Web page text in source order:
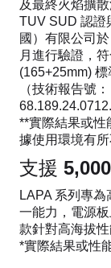
及最終火焰擴
TUV SUD 認證
國）有限公司
月進行驗證，
(165+25mm) 標
（技術報告號：
**實際結果或性
據使用環境有所
支援
LAPA 系列專
一能力，電源
款針對高海拔性
*實際結果或性